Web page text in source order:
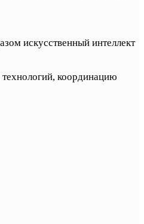
искусственный интеллект
координацию